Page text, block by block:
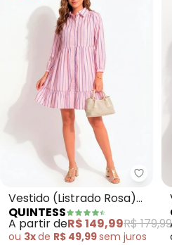
Vestido (Listrado Rosa)
em Poliéster
QUINTESS
A partir deR$ 149,99R$ 179,99
ou 3xde R$ 49,99sem juros